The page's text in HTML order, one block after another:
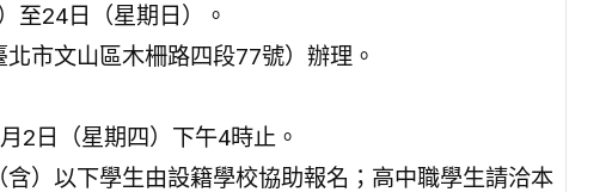
至24日（星期日）。
市文山區木柵路四段77號）辦理。
2日（星期四）下午4時止。
）以下學生由設籍學校協助報名；高中職學生請洽本